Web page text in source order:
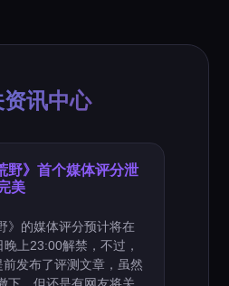
讯中心
野》首个媒体评分泄
美
》的媒体评分预计将在
上23:00解禁，不过，
发布了评测文章，虽然